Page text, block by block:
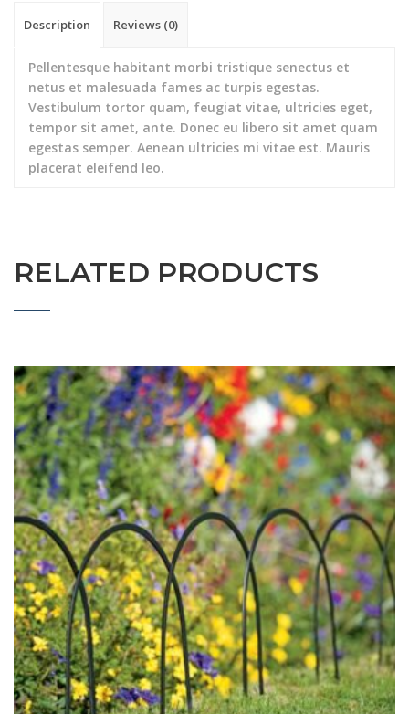
Description Reviews (0)
Pellentesque habitant morbi tristique senectus et
netus et malesuada fames ac turpis egestas.
Vestibulum tortor quam, feugiat vitae, ultricies eget,
tempor sit amet, ante. Donec eu libero sit amet quam
egestas semper. Aenean ultricies mi vitae est. Mauris
placerat eleifend leo.
RELATED PRODUCTS